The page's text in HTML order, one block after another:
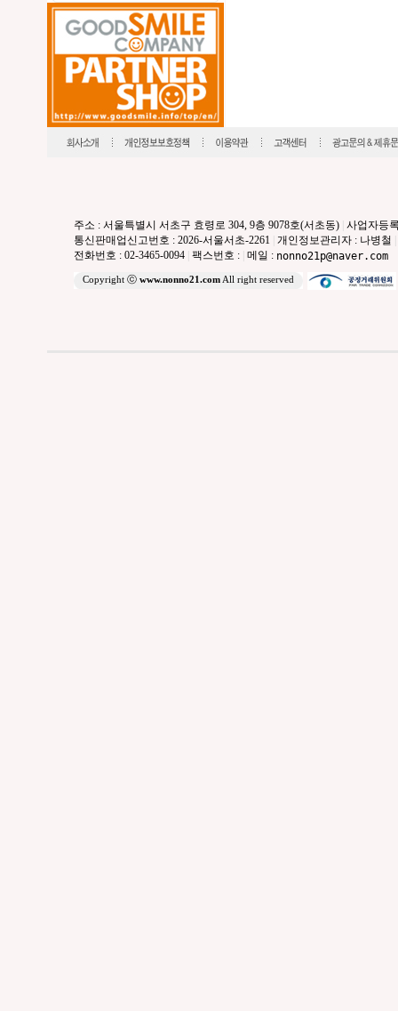
주소 : 서울특별시 서초구 효령로 304, 9층 9078호(서초동) 사업자등
통신판매업신고번호 : 2026-서울서초-2261 개인정보관리자 : 나병철
전화번호 : 02-3465-0094 팩스번호 : 메일 : nonno21p@naver.com
Copyright ⓒ www.nonno21.comAll right reserved